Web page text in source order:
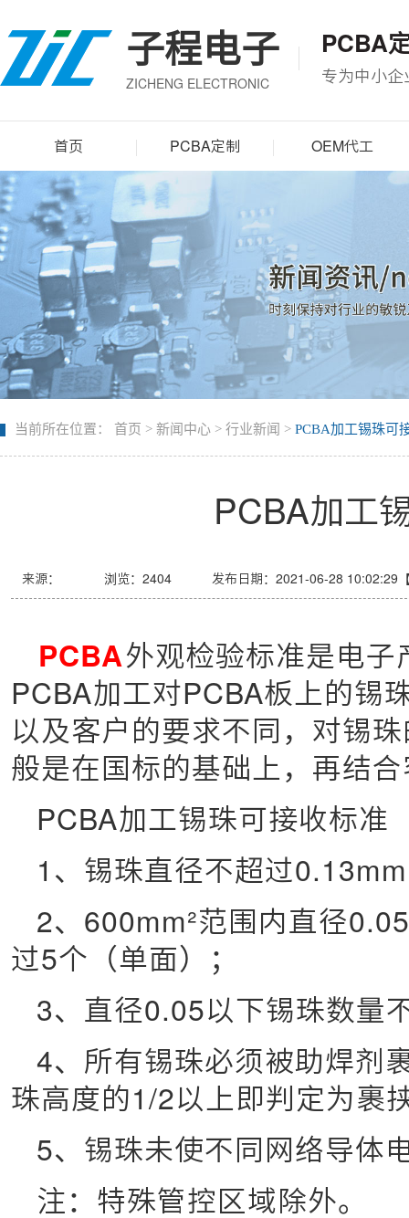
子程电子
ZICHENG ELECTRONIC
PCBA
专为中小企
首页 PCBA定制 OEM代工
当前所在位置： 首页 > 新闻中心 > 行业新闻 > PCBA加工锡珠可
PCBA加工
来源： 浏览： 2404 发布日期：2021-06-28 10:02:29
PCBA外观检验标准是电
PCBA加工对PCBA板上的锡
以及客户的要求不同，对锡
般是在国标的基础上，再结
PCBA加工锡珠可接收标准
1、锡珠直径不超过
2、600mm²范围内直径
过5个（单面）；
3、直径0.05以下锡珠数量
4、所有锡珠必须被助焊剂
珠高度的1/2以上即判定为裹
5、锡珠未使不同网络导体
注：特殊管控区域除外。